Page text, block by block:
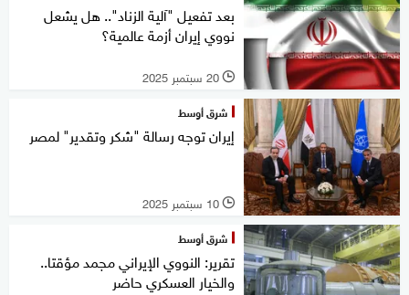
بعد تفعيل "آلية الزناد".. هل يشعل
نووي إيران أزمة عالمية؟
l 20 سبتمبر 2025
شرق أوسط
إيران توجه رسالة "شكر وتقدير" لمصر
l 10 سبتمبر 2025
شرق أوسط
تقرير: النووي الإيراني مجمد مؤقتا..
والخيار العسكري حاضر